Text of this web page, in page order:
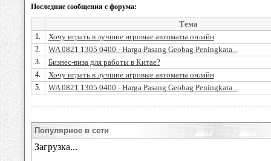
Последние сообщения с форума:
Тема
1. Хочу играть в лучшие игровые автоматы онлайн
2. WA 0821 1305 0400 - Harga Pasang Geobag Peningkata...
3. Бизнес-виза для работы в Китае?
4. Хочу играть в лучшие игровые автоматы онлайн
5. WA 0821 1305 0400 - Harga Pasang Geobag Peningkata...
Популярное в сети